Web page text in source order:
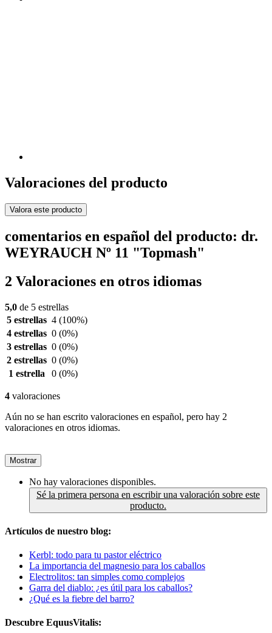
Valoraciones del producto
Valora este producto
comentarios en español del producto: dr.
WEYRAUCH Nº 11 "Topmash"
2 Valoraciones en otros idiomas
5,0 de 5 estrellas
5 estrellas 4 (100%)
4 estrellas 0 (0%)
3 estrellas 0 (0%)
2 estrellas 0 (0%)
1 estrella
0 (0%)
4 valoraciones
Aún no se han escrito valoraciones en español, pero hay 2
valoraciones en otros idiomas.
Mostrar
No hay valoraciones disponibles.
Sé la primera persona en escribir una valoración sobre este
producto.
Artículos de nuestro blog:
Kerbl: todo para tu pastor eléctrico
La importancia del magnesio para los caballos
Electrolitos: tan simples como complejos
Garra del diablo: ¿es útil para los caballos?
¿Qué es la fiebre del barro?
Descubre EquusVitalis: